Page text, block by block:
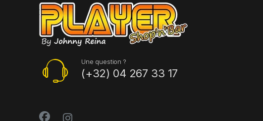
Une question ?
(+32) 04 267 33 17